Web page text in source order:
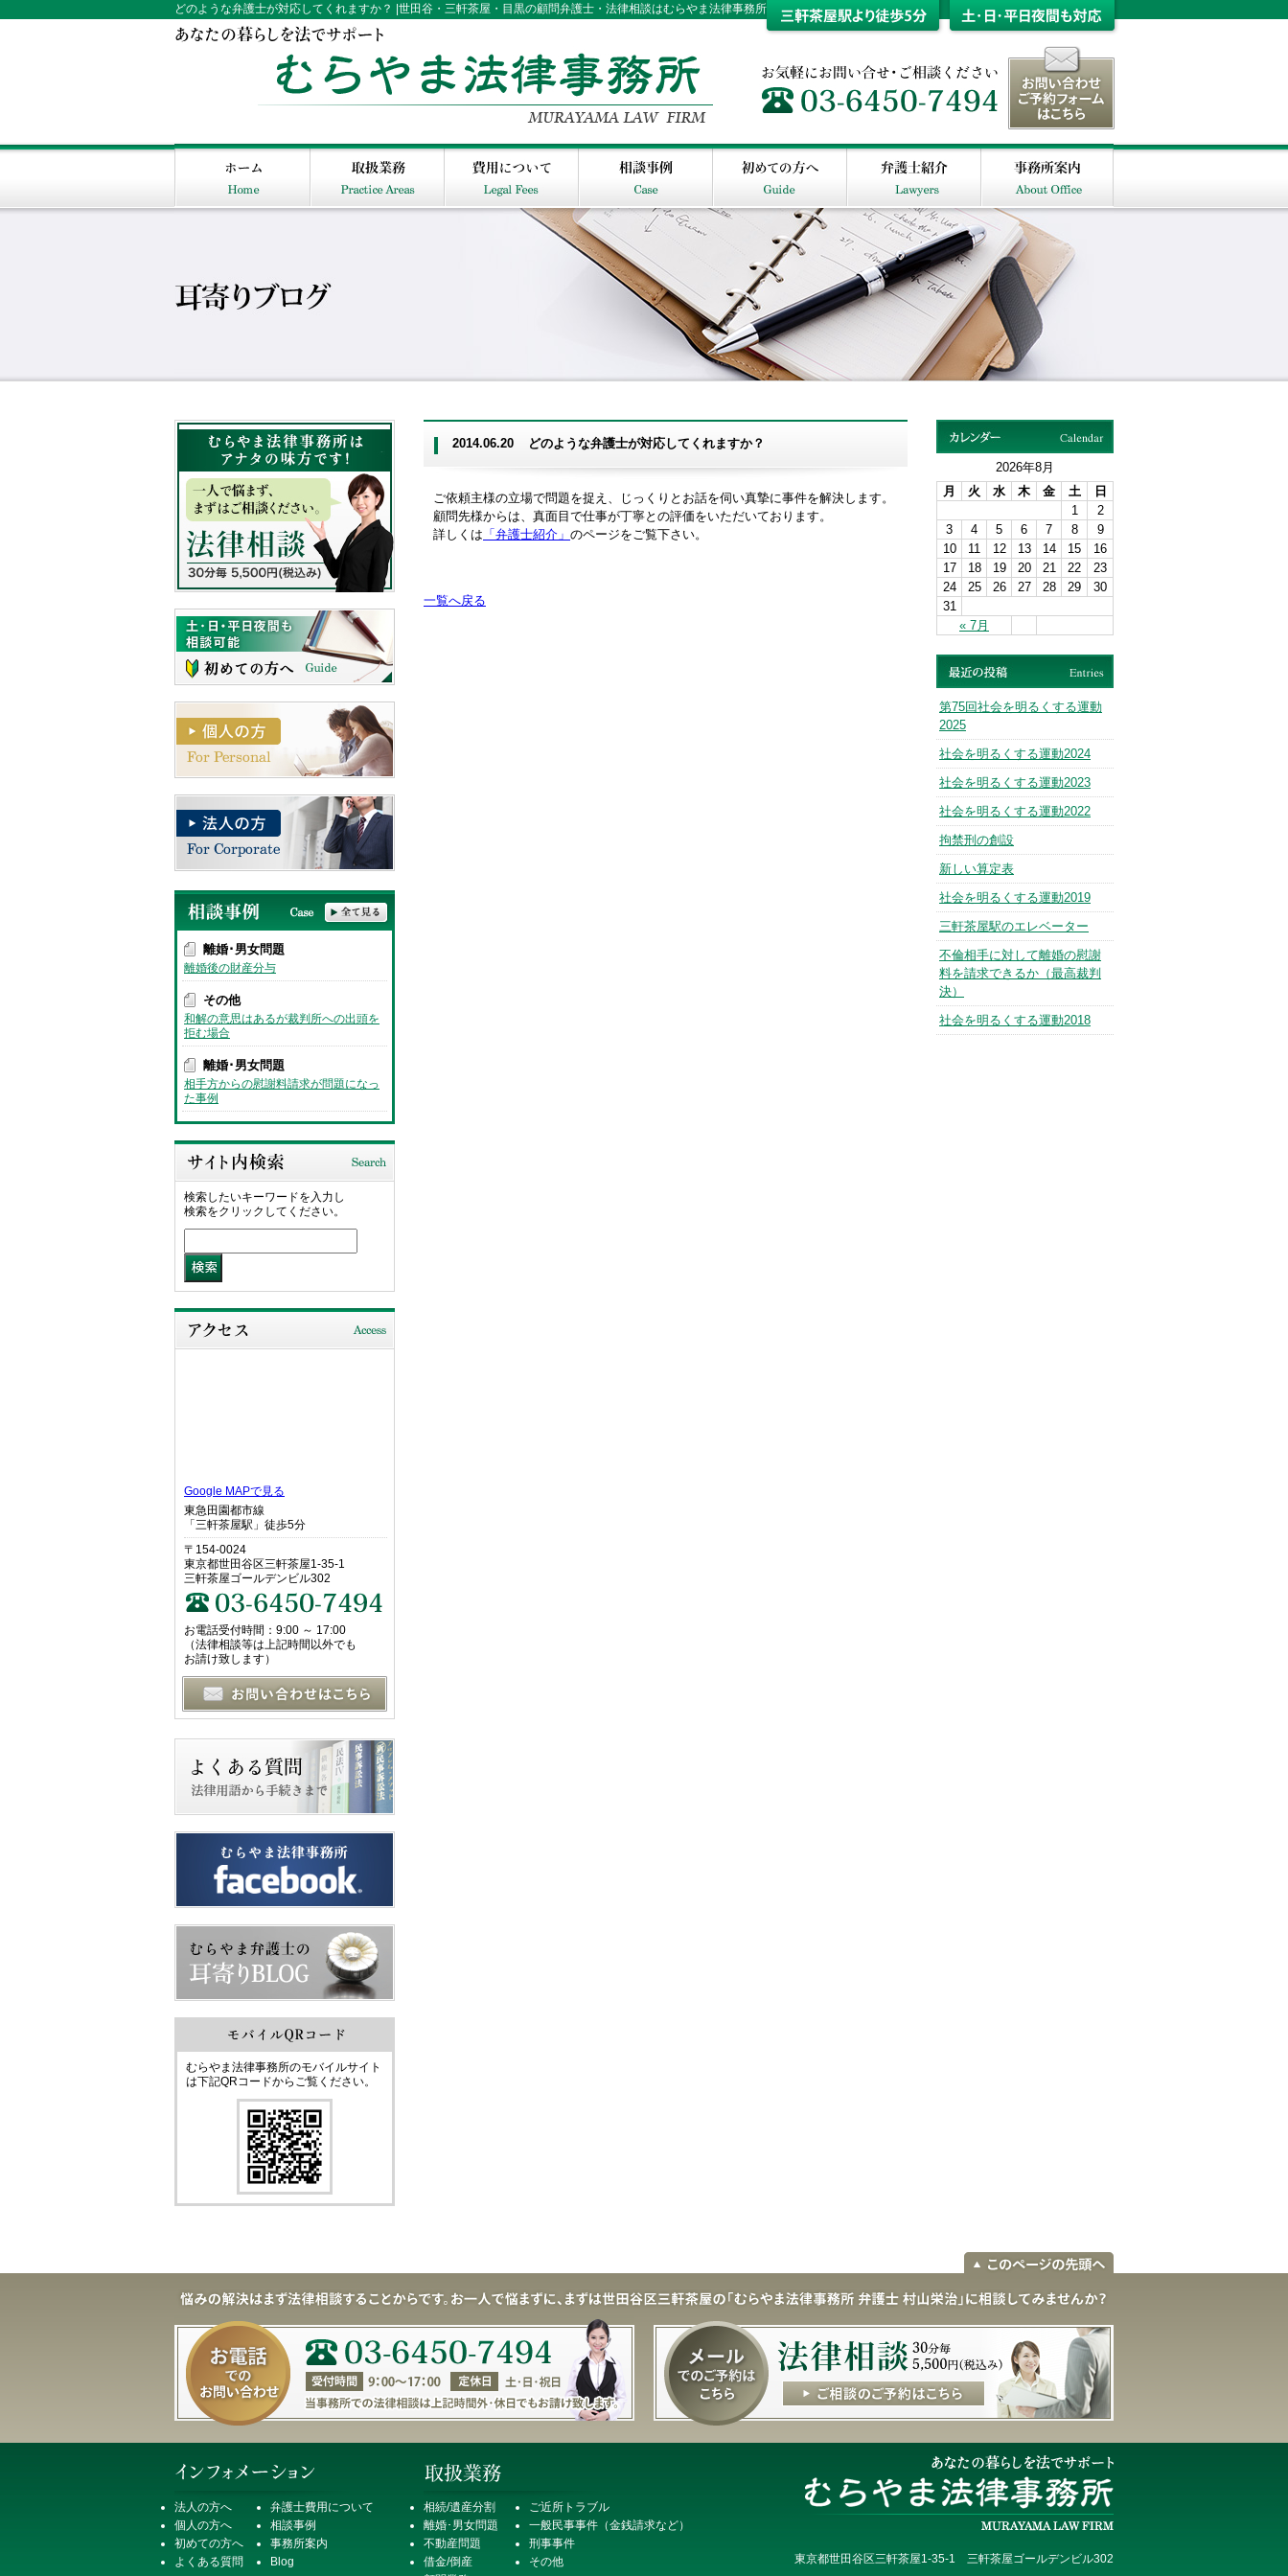
どのような弁護士が対応してくれますか？ |世田谷・三軒茶屋・目黒の顧問弁護士・法律相談はむらやま法律事務所
2014.06.20 どのような弁護士が対応してくれますか？
ご依頼主様の立場で問題を捉え、じっくりとお話を伺い真摯に事件を解決します。
顧問先様からは、真面目で仕事が丁寧との評価をいただいております。
詳しくは 「弁護士紹介」 のページをご覧下さい。
一覧へ戻る
2026年8月
月
火 水 木 金 土 日
« 7月
1
2
3
4 5 6 7 8
9
10
11 12 13 14 15
16
17
18 19 20 21 22
23
24
25 26 27 28 29
30
31
第75回社会を明るくする運動
2025
社会を明るくする運動2024
社会を明るくする運動2023
社会を明るくする運動2022
拘禁刑の創設
新しい算定表
社会を明るくする運動2019
三軒茶屋駅のエレベーター
不倫相手に対して離婚の慰謝
料を請求できるか（最高裁判
決）
社会を明るくする運動2018
離婚･男女問題
離婚後の財産分与
その他
和解の意思はあるが裁判所への出頭を
拒む場合
離婚･男女問題
相手方からの慰謝料請求が問題になっ
た事例
検索したいキーワードを入力し
検索をクリックしてください。
Google MAPで見る
東急田園都市線
「三軒茶屋駅」徒歩5分
〒154-0024
東京都世田谷区三軒茶屋1-35-1
三軒茶屋ゴールデンビル302
お電話受付時間：9:00 ～ 17:00
（法律相談等は上記時間以外でも
お請け致します）
むらやま法律事務所のモバイルサイト
は下記QRコードからご覧ください。
法人の方へ
個人の方へ
初めての方へ
よくある質問
弁護士費用について
相談事例
事務所案内
Blog
相続/遺産分割
離婚･男女問題
不動産問題
借金/倒産
ご近所トラブル
一般民事事件（金銭請求など）
刑事事件
その他
東京都世田谷区三軒茶屋1-35-1 三軒茶屋ゴールデンビル302